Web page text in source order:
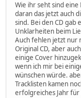
Wie ihr seht sind
daran das jetzt auch
sind. Bei den CD gab
Unklarheiten beim
Auch fehlen jetzt nur
Original CD, aber
einige Cover
wenn ich mir bei
wünschen würde.
Tracklisten kamen
erfolgreiches Jahr für